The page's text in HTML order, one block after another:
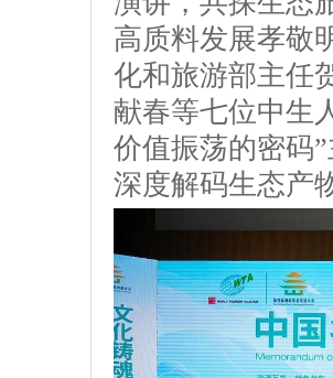
高质料发展孝敬
化和旅游部主任
献春等七位中生
价值振荡的密码
深度解码生态产